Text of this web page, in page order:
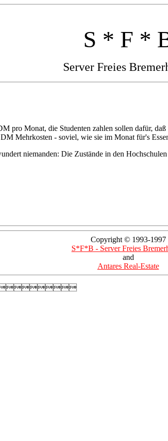
S * F *
Server Freies
pro Monat, die Studenten zahlen sollen dafür,
Mehrkosten - soviel, wie sie im Monat für's
niemanden: Die Zustände in den
Copyright © 1993-1997
S*F*B - Server Freies
and
Antares Real-Estate